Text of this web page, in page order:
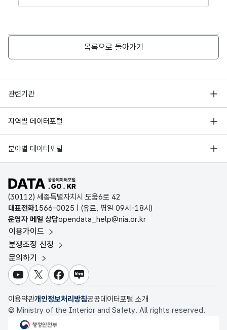
목록으로 돌아가기
관련기관
행정안전부
한국지능정보사회진흥원
국가정보자원관리원
지역별 데이터포털
서울 열린데이터광장
경기데이터드림
D-데이터허브
인천데이터포털
울산광역시 데이터포털
전남광주통합특별시 빅데이터 플랫폼
대전광역시 데이터포털
세종특별자치시 데이터포털
충청북도 데이터허브
분야별 데이터포털
기상자료개방포털
국토교통부 공간정보오픈플랫폼
환경부 환경데이터포털
문화데이터광장
농림축산식품 공공데이터포털
보건의료빅데이터개방시스템
식품의약품안전처 데이터포털
교육통계서비스
공공데이터포털 바로가기
(30112) 세종특별자치시 도움6로 42
대표전화1566-0025 | (유료, 평일 09시-18시)
운영자 메일 상담opendata_help@nia.or.kr
이용가이드
분쟁조정 신청
문의하기
유튜브X 페이스북
블로그
이용약관개인정보처리방침공공데이터포털 소개
© Ministry of the Interior and Safety. All rights reserved.
행정안전부